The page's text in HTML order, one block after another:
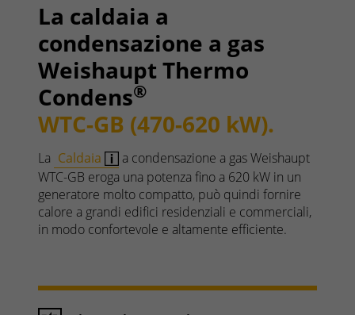
La caldaia a
condensazione a gas
Weishaupt Thermo
Condens®
WTC-GB (470-620 kW).
La Caldaia
a condensazione a gas Weishaupt
WTC-GB eroga una potenza fino a 620 kW in un
generatore molto compatto, può quindi fornire
calore a grandi edifici residenziali e commerciali,
in modo confortevole e altamente efficiente.